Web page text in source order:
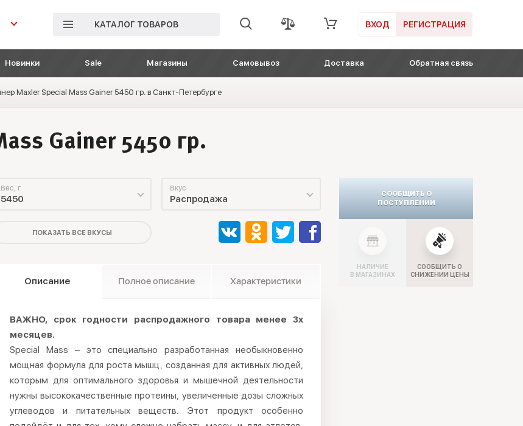
КАТАЛОГ ТОВАРОВ ВХОД РЕГИСТРАЦИЯ
Новинки Sale Магазины Самовывоз Доставка Обратная связь
Maxler Special Mass Gainer 5450 гр. в Санкт-Петербурге
Gainer 5450 гр.
Вес, г
5450
Вкус
Распродажа
ПОКАЗАТЬ ВСЕ ВКУСЫ
Описание Полное описание Характеристики
ВАЖНО, срок годности распродажного товара менее 3х
месяцев.
Special Mass – это специально разработанная необыкновенно
мощная формула для роста мышц, созданная для активных людей,
которым для оптимального здоровья и мышечной деятельности
нужны высококачественные протеины, увеличенные дозы сложных
углеводов и питательных веществ. Этот продукт особенно
СООБЩИТЬ О
ПОСТУПЛЕНИИ
НАЛИЧИЕ
В МАГАЗИНАХ
СООБЩИТЬ О
СНИЖЕНИИ ЦЕНЫ